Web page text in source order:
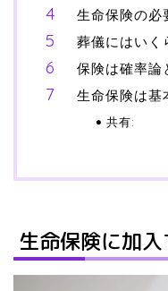
生命保険の必
葬儀にはいく
保険は確率論
生命保険は基
共有:
生命保険に加